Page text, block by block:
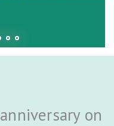
anniversary on